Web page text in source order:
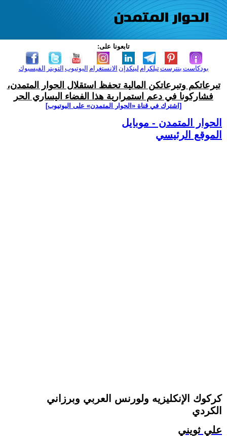
تابعونا على:
الفيسبوك التويتر اليوتيوب الانستغرام لينكدإن تيلكرامبنترست بودكاست
تبرعاتكم وتبرعاتكن المالية تحفظ استقلال الحوار المتمدن،
فشاركونا في دعم استمرارية هذا الفضاء اليساري الحر
[اشترك في قناة ‫«الحوار المتمدن» على اليوتيوب]
الحوار المتمدن - موبايل
الموقع الرئيسي
كركوك الإنكليزيه ولورنس العربي وبرزاني
الكردي
علي ثويني